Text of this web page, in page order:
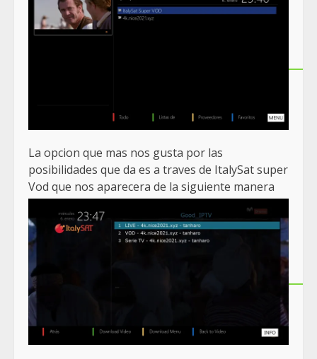
La opcion que mas nos gusta por las
posibilidades que da es a traves de ItalySat super
Vod que nos aparecera de la siguiente manera